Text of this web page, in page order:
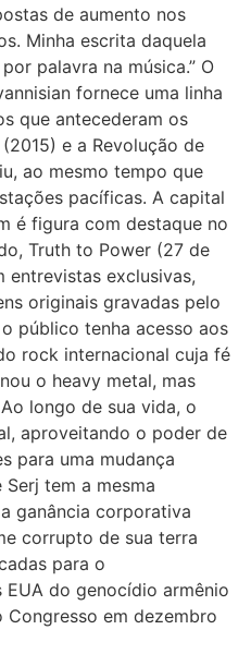
de aumento nos
Minha escrita daquela
palavra na música.” O
fornece uma linha
que antecederam os
e a Revolução de
ao mesmo tempo que
pacíficas. A capital
é figura com destaque no
Truth to Power (27 de
entrevistas exclusivas,
originais gravadas pelo
público tenha acesso aos
rock internacional cuja fé
o heavy metal, mas
longo de sua vida, o
aproveitando o poder de
para uma mudança
tem a mesma
ganância corporativa
corrupto de sua terra
para o
do genocídio armênio
em dezembro